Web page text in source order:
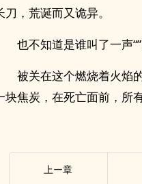
刀，荒诞而又诡异。
也不知道是谁叫了一声
被关在这个燃烧着火焰
块焦炭，在死亡面前，所
上ー章